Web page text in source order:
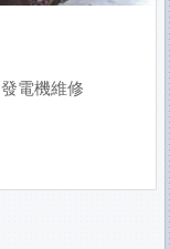
發電機維修